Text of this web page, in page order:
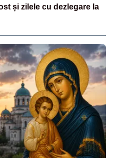
și zilele cu dezlegare la